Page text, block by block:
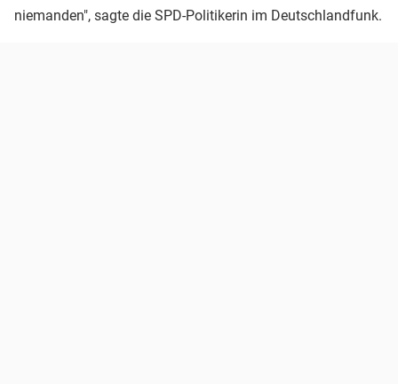
niemanden", sagte die SPD-Politikerin im Deutschlandfunk.